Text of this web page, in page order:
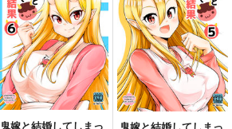
鬼嫁と結婚してしまっ